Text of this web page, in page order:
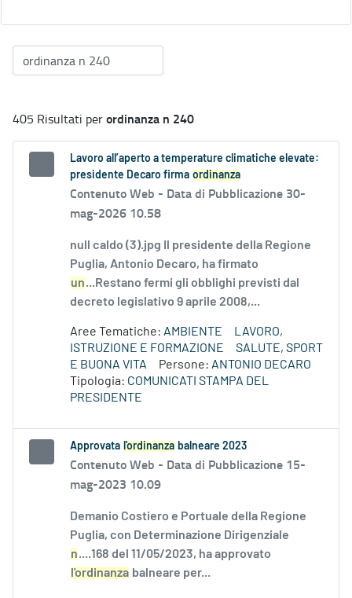
405 Risultati perordinanza n 240
Lavoro all’aperto a temperature climatiche elevate:
presidente Decaro firma ordinanza
Contenuto Web - Data di Pubblicazione 30-
mag-2026 10.58
null caldo (3).jpg Il presidente della Regione
Puglia, Antonio Decaro, ha firmato
un...Restano fermi gli obblighi previsti dal
decreto legislativo 9 aprile 2008,...
Aree Tematiche: AMBIENTE
LAVORO,
ISTRUZIONE E FORMAZIONE
SALUTE, SPORT
E BUONA VITA
Persone: ANTONIO DECARO
Tipologia: COMUNICATI STAMPA DEL
PRESIDENTE
Approvata l'ordinanza balneare 2023
Contenuto Web - Data di Pubblicazione 15-
mag-2023 10.09
Demanio Costiero e Portuale della Regione
Puglia, con Determinazione Dirigenziale
n....168 del 11/05/2023, ha approvato
l'ordinanza balneare per...